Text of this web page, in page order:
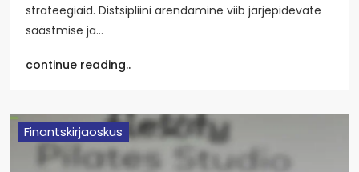
strateegiaid. Distsipliini arendamine viib järjepidevate
säästmise ja…
continue reading..
Finantskirjaoskus